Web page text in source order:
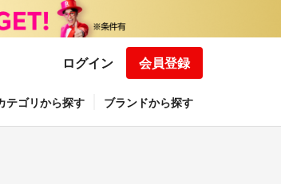
ログイン 会員登録
テゴリから探す ブランドから探す